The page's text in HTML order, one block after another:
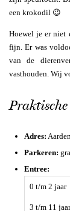
een krokodil 😉
Hoewel je er niet
fijn. Er was
van de
vasthouden. Wij
Adres:
Parkeren:
Entree:
0 t/m 2 jaar
3 t/m 11 jaar